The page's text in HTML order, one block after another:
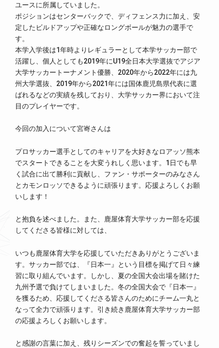
ユースに所属していました。
ポジションはセンターバックで、ディフェンス力に加え、安
定したビルドアップや正確なロングボールが魅力の選手で
す。
本学入学後は1年時よりレギュラーとして本学サッカー部で
活躍し、個人としても2019年にU19全日本大学選抜でアジア
大学サッカートーナメント優勝、2020年から2022年には九
州大学選抜、2019年から2021年には国体鹿児島県代表に選
ばれるなどの実績を残しており、大学サッカー界において注
目のプレイヤーです。
今回の加入について宮㟢さんは
プロサッカー選手としてのキャリアを大好きなロアッソ熊本
でスタートできることを大変うれしく思います。1日でも早
く試合に出て勝利に貢献し、ファン・サポーターのみなさん
とカモンロッソできるように頑張ります。応援よろしくお願
いします！
と抱負を述べました。また、鹿屋体育大学サッカー部を応援
してくださる皆様に対しては、
いつも鹿屋体育大学を応援していただきありがとうございま
す。サッカー部では、『日本一』という目標を掲げて日々練
習に取り組んでいます。しかし、夏の全国大会出場を賭けた
九州予選で負けてしまいました。冬の全国大会で『日本一』
を獲るため、応援してくださる皆さんのためにチーム一丸と
なって全力で頑張ります。引き続き鹿屋体育大学サッカー部
の応援よろしくお願いします。
と感謝の言葉に加え、残りシーズンでの奮起を誓っていまし